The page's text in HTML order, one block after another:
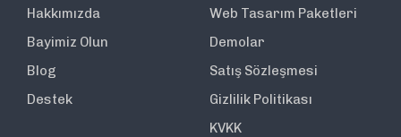
Hakkımızda
Bayimiz Olun
Blog
Destek
Web Tasarım Paketleri
Demolar
Satış Sözleşmesi
Gizlilik Politikası
KVKK